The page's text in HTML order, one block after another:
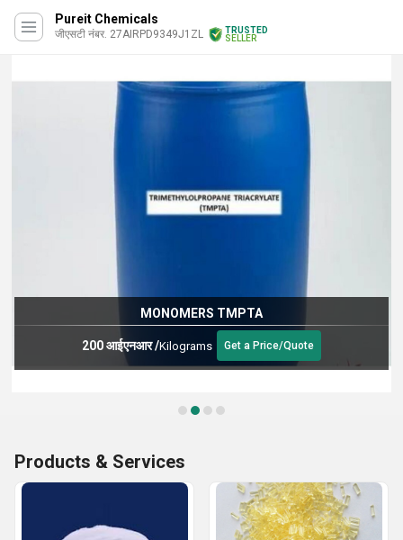
Pureit Chemicals
जीएसटी नंबर. 27AIRPD9349J1ZL
TRUSTED
SELLER
MONOMERS TMPTA
200 आईएनआर/Kilograms Get a Price/Quote
Products & Services